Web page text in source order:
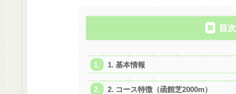
目次
1. 基本情報
2. コース特徴（函館芝2000m）